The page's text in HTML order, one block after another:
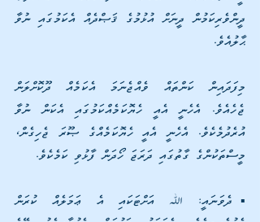
ދީންވެރިކަމުން ދީނަށް އުޅުމުގެ ޤަޞްދެއް އެކަމުގައި ނުވާ
ޙާލުއެވެ.
މިފަދައިން ކަންތައް ވެއްޖެނަމަ އެކަމެއް ދޫކޮށްލަން
ޖެހެއެވެ. އެހެނީ އެއީ ހެޔޮކަމެއްކަމުގައި އެކަން ނުވާ
މީސްތަކުންގެ ގާތުގައި ދަރަޖަ ހޯދަން ފާޅުވި ކަމެކެވެ.
▪️ދެވަނައީ: ﷲ އަށްޓަކައި އެ ޢަމަލެއް ކުރަން